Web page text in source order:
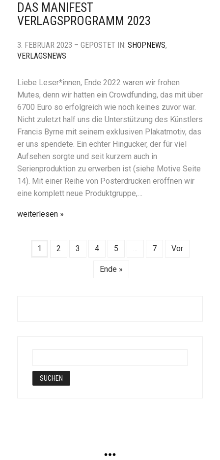
DAS MANIFEST
VERLAGSPROGRAMM 2023
3. FEBRUAR 2023 – GEPOSTET IN: SHOPNEWS,
VERLAGSNEWS
Liebe Leser*innen, Ende 2022 waren wir frohen
Mutes, denn wir hatten ein Crowdfunding, das mit über
6700 Euro so erfolgreich wie noch keines zuvor war.
Nicht zuletzt half uns die Unterstützung des Künstlers
Francis Byrne mit seinem exklusiven Plakatmotiv, das
er uns spendete. Ein echter Hingucker, der für viel
Aufsehen sorgte und seit kurzem auch in
Serienproduktion zu erwerben ist (siehe Motive Seite
14). Mit einer Reihe von Posterdrucken eröffnen wir
eine komplett neue Produktgruppe,…
weiterlesen
1 2 3 4 5 ... 7 Vor
Ende »